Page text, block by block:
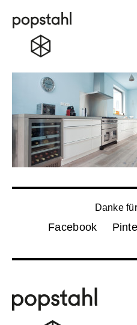
springen
Popstahl
Danke
Facebook